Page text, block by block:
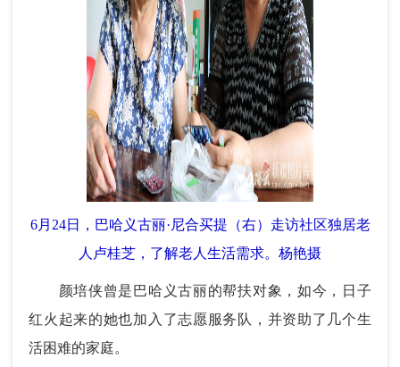
6月24日，巴哈义古丽·尼合买提（右）走访社区独居老
人卢桂芝，了解老人生活需求。杨艳摄
颜培侠曾是巴哈义古丽的帮扶对象，如今，日子
红火起来的她也加入了志愿服务队，并资助了几个生
活困难的家庭。